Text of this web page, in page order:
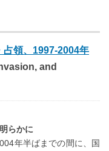
占領、1997-2004年
and
らかに
年半ばまでの間に、国